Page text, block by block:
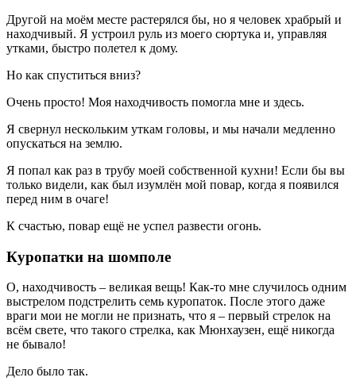
Другой на моём месте растерялся бы, но я человек храбрый и
находчивый. Я устроил руль из моего сюртука и, управляя
утками, быстро полетел к дому.
Но как спуститься вниз?
Очень просто! Моя находчивость помогла мне и здесь.
Я свернул нескольким уткам головы, и мы начали медленно
опускаться на землю.
Я попал как раз в трубу моей собственной кухни! Если бы вы
только видели, как был изумлён мой повар, когда я появился
перед ним в очаге!
К счастью, повар ещё не успел развести огонь.
Куропатки на шомполе
О, находчивость – великая вещь! Как-то мне случилось одним
выстрелом подстрелить семь куропаток. После этого даже
враги мои не могли не признать, что я – первый стрелок на
всём свете, что такого стрелка, как Мюнхаузен, ещё никогда
не бывало!
Дело было так.